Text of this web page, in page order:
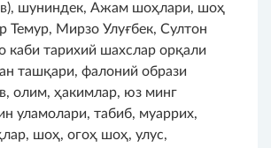
шуниндек, Ажам шоҳлари, шоҳ
Темур, Мирзо Улуғбек, Султон
каби тарихий шахслар орқали
ташқари, фалоний образи
олим, ҳакимлар, юз минг
уламолари, табиб, муаррих,
шоҳ, огоҳ шоҳ, улус,